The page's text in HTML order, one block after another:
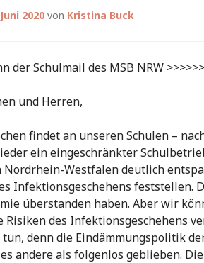
2020 von Kristina Buck
der Schulmail des MSB NRW
und Herren,
findet an unseren Schulen –
ein eingeschränkter
Nordrhein-Westfalen deutlich
Infektionsgeschehens feststellen.
überstanden haben. Aber wir
Risiken des Infektionsgeschehens
tun, denn die Eindämmungspolitik
andere als folgenlos geblieben.